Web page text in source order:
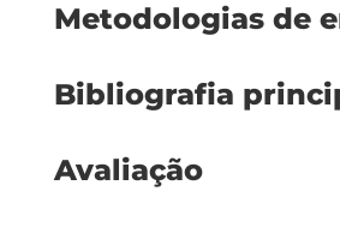
Metodologias de
Bibliografia
Avaliação